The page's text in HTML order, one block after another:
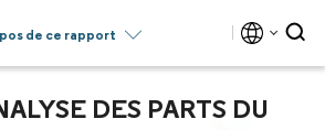
de ce rapport
DES PARTS DU